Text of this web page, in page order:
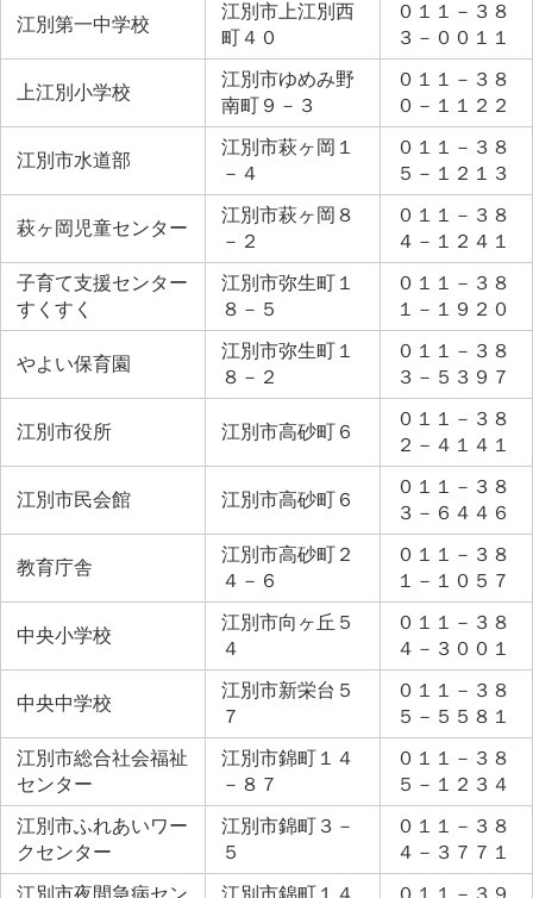
江別第一中学校
江別市上江別西
町４０
０１１－３８
３－００１１
上江別小学校
江別市ゆめみ野
南町９－３
０１１－３８
０－１１２２
江別市水道部
江別市萩ヶ岡１
－４
０１１－３８
５－１２１３
萩ヶ岡児童センター
江別市萩ヶ岡８
－２
０１１－３８
４－１２４１
子育て支援センター
すくすく
江別市弥生町１
８－５
０１１－３８
１－１９２０
やよい保育園
江別市弥生町１
８－２
０１１－３８
３－５３９７
江別市役所 江別市高砂町６
０１１－３８
２－４１４１
江別市民会館 江別市高砂町６
０１１－３８
３－６４４６
教育庁舎
江別市高砂町２
４－６
０１１－３８
１－１０５７
中央小学校
江別市向ヶ丘５
４
０１１－３８
４－３００１
中央中学校
江別市新栄台５
７
０１１－３８
５－５５８１
江別市総合社会福祉
センター
江別市錦町１４
－８７
０１１－３８
５－１２３４
江別市ふれあいワー
クセンター
江別市錦町３－
５
０１１－３８
４－３７７１